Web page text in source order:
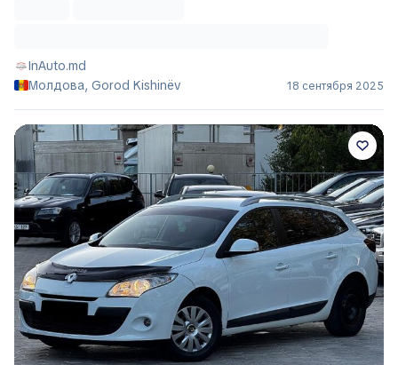
InAuto.md
Молдова, Gorod Kishinëv
18 сентября 2025